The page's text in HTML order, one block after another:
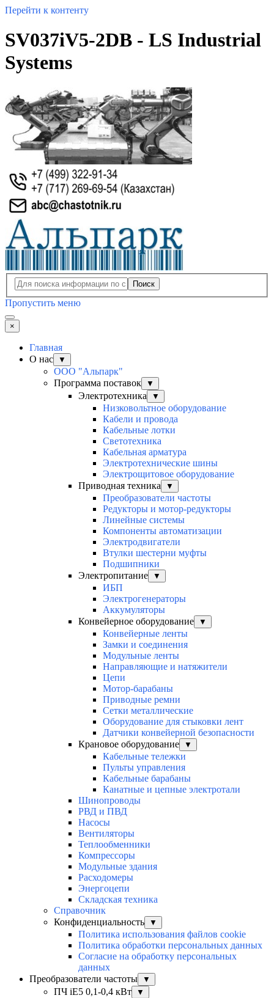
Перейти к контенту
SV037iV5-2DB - LS Industrial
Systems
Поиск
Пропустить меню
×
Главная
О нас
▼
ООО "Альпарк"
Программа поставок
▼
Электротехника ▼
Низковольтное оборудование
Кабели и провода
Кабельные лотки
Светотехника
Кабельная арматура
Электротехнические шины
Электрощитовое оборудование
Приводная техника
▼
Преобразователи частоты
Редукторы и мотор-редукторы
Линейные системы
Компоненты автоматизации
Электродвигатели
Втулки шестерни муфты
Подшипники
Электропитание
▼
ИБП
Электрогенераторы
Аккумуляторы
Конвейерное оборудование
▼
Конвейерные ленты
Замки и соединения
Модульные ленты
Направляющие и натяжители
Цепи
Мотор-барабаны
Приводные ремни
Сетки металлические
Оборудование для стыковки лент
Датчики конвейерной безопасности
Крановое оборудование
▼
Кабельные тележки
Пульты управления
Кабельные барабаны
Канатные и цепные электротали
Шинопроводы
РВД и ПВД
Насосы
Вентиляторы
Теплообменники
Компрессоры
Модульные здания
Расходомеры
Энергоцепи
Складская техника
Справочник
Конфиденциальность
▼
Политика использования файлов cookie
Политика обработки персональных данных
Согласие на обработку персональных
данных
Преобразователи частоты
▼
ПЧ iE5 0,1-0,4 кВт ▼